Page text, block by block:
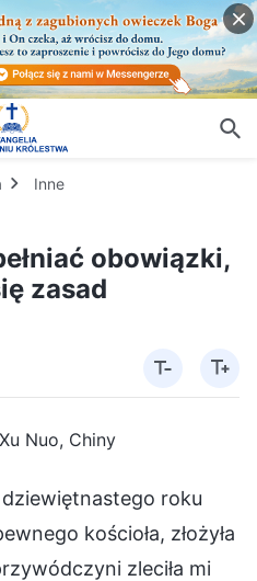
Inne
obowiązki,
zasad
Nuo, Chiny
roku
kościoła, złożyła
zleciła mi